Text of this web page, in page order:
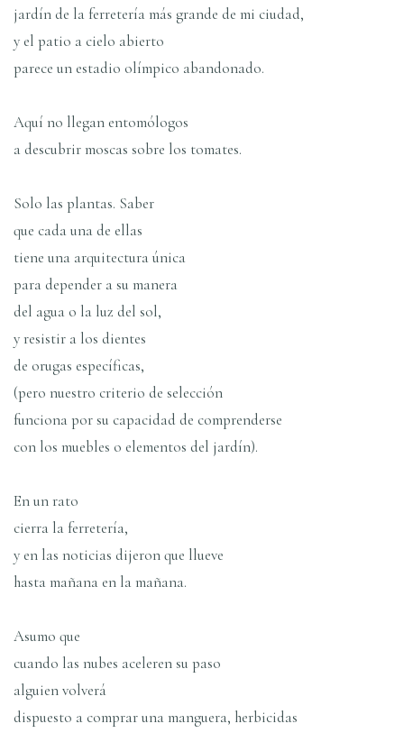
jardí­n de la ferreterí­a más grande de mi ciudad,
y el patio a cielo abierto
parece un estadio olí­mpico abandonado.
Aquí­ no llegan entomólogos
a descubrir moscas sobre los tomates.
Solo las plantas. Saber
que cada una de ellas
tiene una arquitectura única
para depender a su manera
del agua o la luz del sol,
y resistir a los dientes
de orugas especí­ficas,
(pero nuestro criterio de selección
funciona por su capacidad de comprenderse
con los muebles o elementos del jardí­n).
En un rato
cierra la ferreterí­a,
y en las noticias dijeron que llueve
hasta mañana en la mañana.
Asumo que
cuando las nubes aceleren su paso
alguien volverá
dispuesto a comprar una manguera, herbicidas